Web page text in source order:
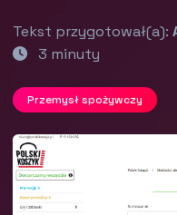
Tekst przygotował(a):
3 minuty
Przemysł spożywczy